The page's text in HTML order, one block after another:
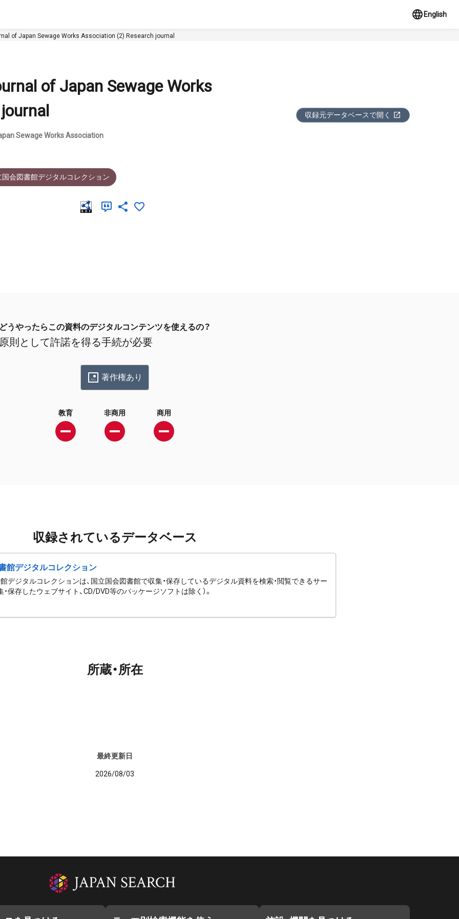
English
of Japan Sewage Works Association (2) Research journal
of Japan Sewage Works
Sewage Works Association
収録元データベースで開く
国会図書館デジタルコレクション
どうやったらこの資料のデジタルコンテンツを使えるの？
原則として許諾を得る手続が必要
著作権あり
教育 非商用 商用
収録されているデータベース
館デジタルコレクション
デジタルコレクションは、国立国会図書館で収集・保存しているデジタル資料を検索・閲覧できるサー
・保存したウェブサイト、CD/DVD等のパッケージソフトは除く）。
所蔵・所在
最終更新日
2026/08/03